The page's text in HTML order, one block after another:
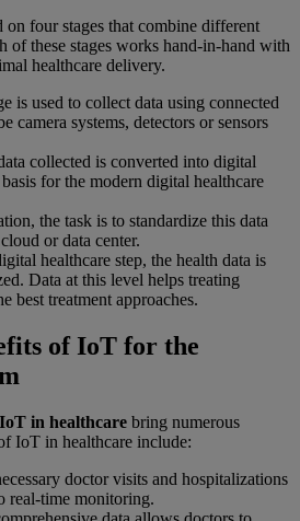
four stages that combine different
of these stages works hand-in-hand with
healthcare delivery.
is used to collect data using connected
camera systems, detectors or sensors
collected is converted into digital
for the modern digital healthcare
the task is to standardize this data
or data center.
healthcare step, the health data is
Data at this level helps treating
best treatment approaches.
of IoT for the
IoT in healthcare bring numerous
IoT in healthcare include:
doctor visits and hospitalizations
real-time monitoring.